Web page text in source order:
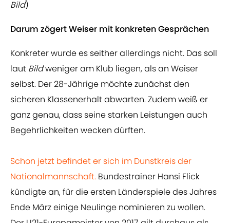
Bild)
Darum zögert Weiser mit konkreten Gesprächen
Konkreter wurde es seither allerdings nicht. Das soll
laut Bildweniger am Klub liegen, als an Weiser
selbst. Der 28-Jährige möchte zunächst den
sicheren Klassenerhalt abwarten. Zudem weiß er
ganz genau, dass seine starken Leistungen auch
Begehrlichkeiten wecken dürften.
Schon jetzt befindet er sich im Dunstkreis der
Nationalmannschaft. Bundestrainer Hansi Flick
kündigte an, für die ersten Länderspiele des Jahres
Ende März einige Neulinge nominieren zu wollen.